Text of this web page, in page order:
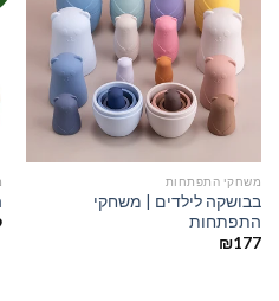
משחקי התפתחות
בבושקה לילדים | משחקי
התפתחות
₪177